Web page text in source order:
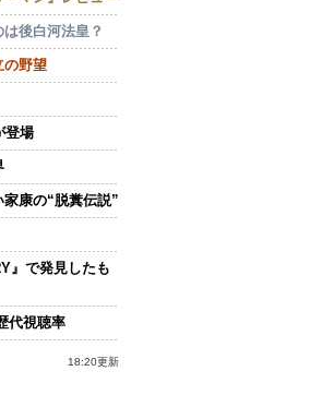
後白河法皇？
の野望
登場
家康の“脱糞伝説”
』で発見したも
代視聴率
18:20更新